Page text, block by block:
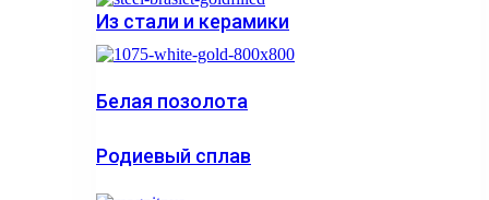
Из стали и керамики
Белая позолота
Родиевый сплав